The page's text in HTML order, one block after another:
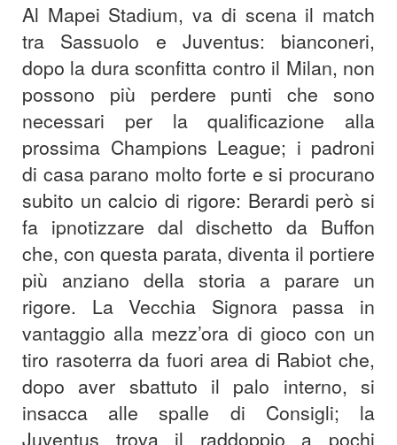
Al Mapei Stadium, va di scena il match
tra Sassuolo e Juventus: bianconeri,
dopo la dura sconfitta contro il Milan, non
possono più perdere punti che sono
necessari per la qualificazione alla
prossima Champions League; i padroni
di casa parano molto forte e si procurano
subito un calcio di rigore: Berardi però si
fa ipnotizzare dal dischetto da Buffon
che, con questa parata, diventa il portiere
più anziano della storia a parare un
rigore. La Vecchia Signora passa in
vantaggio alla mezz’ora di gioco con un
tiro rasoterra da fuori area di Rabiot che,
dopo aver sbattuto il palo interno, si
insacca alle spalle di Consigli; la
Juventus trova il raddoppio a pochi